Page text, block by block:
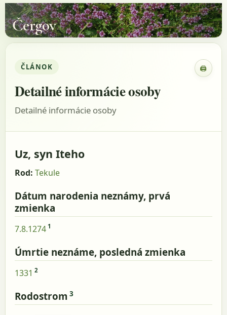
Čergov
ČLÁNOK 🖨
Detailné informácie osoby
Detailné informácie osoby
Uz, syn Iteho
Rod: Tekule
Dátum narodenia neznámy, prvá
zmienka
7.8.1274 1
Úmrtie neznáme, posledná zmienka
1331 2
Rodostrom 3